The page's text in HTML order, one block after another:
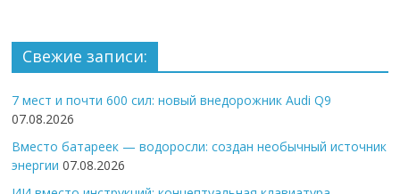
Свежие записи:
7 мест и почти 600 сил: новый внедорожник Audi Q9
07.08.2026
Вместо батареек — водоросли: создан необычный источник
энергии 07.08.2026